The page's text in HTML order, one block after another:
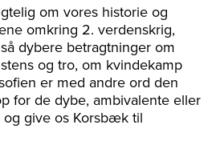
om vores historie og
omkring 2. verdenskrig,
dybere betragtninger om
og tro, om kvindekamp
er med andre ord den
for de dybe, ambivalente eller
give os Korsbæk til